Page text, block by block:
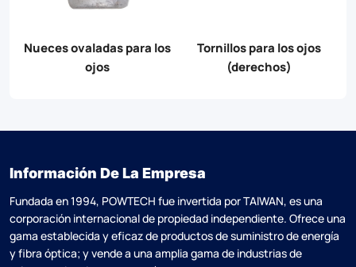
Pernos de ojo del hombro
forjados
Pernos ovalados para los
ojos
Información De La Empresa
Fundada en 1994, POWTECH fue invertida por TAlWAN, es una
corporación internacional de propiedad independiente. Ofrece una
gama establecida y eficaz de productos de suministro de energía
y fibra óptica; y vende a una amplia gama de industrias de